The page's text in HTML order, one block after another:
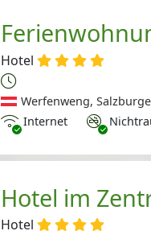
Hotel
Werfenweng,
InternetInternet
Hotel im
Hotel